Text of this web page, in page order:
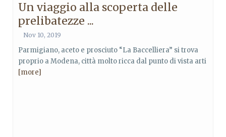
Un viaggio alla scoperta delle
prelibatezze ...
Nov 10, 2019
Parmigiano, aceto e prosciuto “La Baccelliera” si trova
proprio a Modena, città molto ricca dal punto di vista arti
[more]